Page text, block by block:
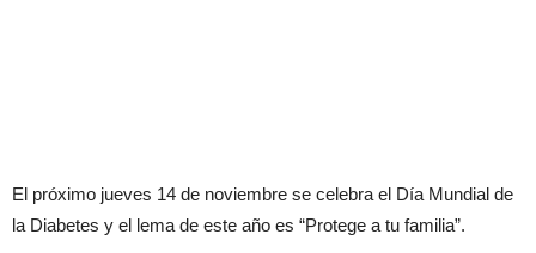
El próximo jueves 14 de noviembre se celebra el Día Mundial de
la Diabetes y el lema de este año es “Protege a tu familia”.